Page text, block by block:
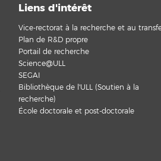
Liens d'intérêt
Vice-rectorat à la recherche et au
Plan de R&D propre
Portail de recherche
Science@ULL
SEGAI
Bibliothèque de l'ULL (Soutien à la
recherche)
École doctorale et post-doctorale